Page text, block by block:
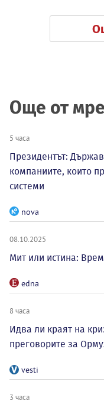
Още от
5 часа
Президентът:
компаниите, които
системи
nova
08.10.2025
Мит или истина:
edna
8 часа
Идва ли краят на
преговорите за
vesti
3 часа